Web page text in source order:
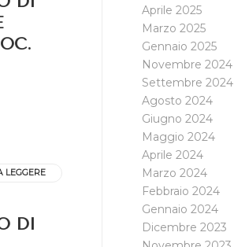
LEGGERE
DI
Aprile 2025
Marzo 2025
Gennaio 2025
Novembre 2024
Settembre 2024
Agosto 2024
Giugno 2024
Maggio 2024
Aprile 2024
Marzo 2024
Febbraio 2024
Gennaio 2024
Dicembre 2023